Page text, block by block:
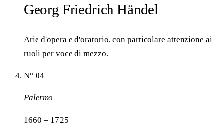
Georg Friedrich Händel
Arie d'opera e d'oratorio, con particolare attenzione ai
ruoli per voce di mezzo.
N° 04
Palermo
1660 – 1725